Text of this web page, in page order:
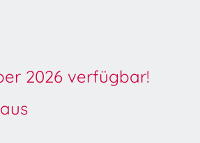
2026 verfügbar!